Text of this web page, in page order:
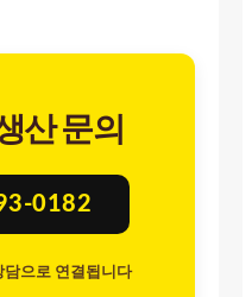
산 문의
0182
으로 연결됩니다